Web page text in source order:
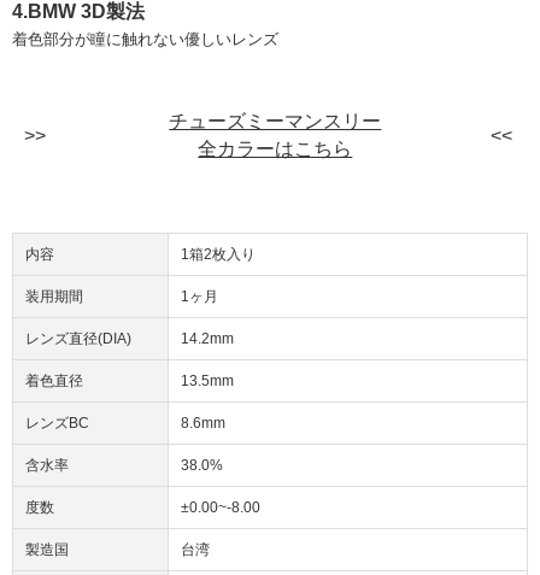
4.BMW 3D製法
着色部分が瞳に触れない優しいレンズ
チューズミーマンスリー
全カラーはこちら
内容 1箱2枚入り
装用期間 1ヶ月
レンズ直径(DIA) 14.2mm
着色直径 13.5mm
レンズBC 8.6mm
含水率 38.0%
度数 ±0.00~-8.00
製造国 台湾